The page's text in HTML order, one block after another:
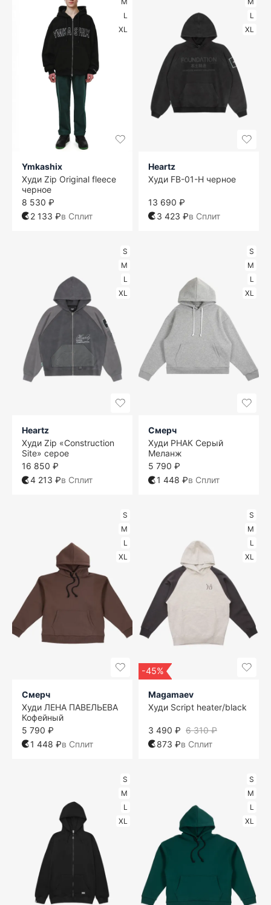
L
XL
Ymkashix
Худи Zip Original fleece
черное
8 530 ₽
2 133 ₽в Сплит
L
XL
Heartz
Худи FB-01-H черное
13 690 ₽
3 423 ₽в Сплит
S
M
L
XL
Heartz
Худи Zip «Construction
Site» серое
16 850 ₽
4 213 ₽в Сплит
S
M
L
XL
Смерч
Худи РНАК Серый
Меланж
5 790 ₽
1 448 ₽в Сплит
S
M
L
XL
Смерч
Худи ЛЕНА ПАВЕЛЬЕВА
Кофейный
5 790 ₽
1 448 ₽в Сплит
S
M
L
XL
-45%
Magamaev
Худи Script heater/black
6 310 ₽
3 490 ₽
873 ₽в Сплит
S
M
L
XL
S
M
L
XL